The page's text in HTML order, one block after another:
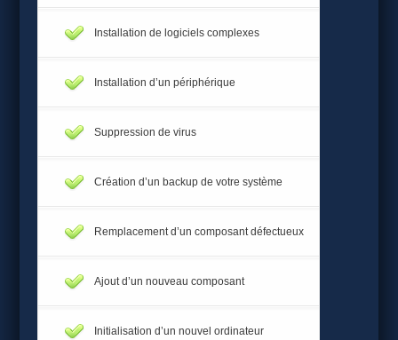
Installation de logiciels complexes
Installation d’un périphérique
Suppression de virus
Création d’un backup de votre système
Remplacement d’un composant défectueux
Ajout d’un nouveau composant
Initialisation d’un nouvel ordinateur